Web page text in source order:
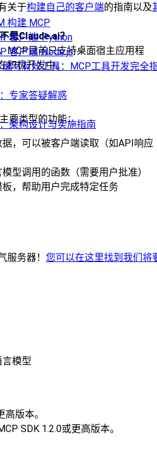
构建 MCP
客户端-Python
客户端-Node.js
写有效工具：MCP工具开发完全
专家答疑解惑
架构设计与实施指南
关于构建自己的客户端的指南以及
是Claude.ai？
MCP目前只支持桌面宿主应用程
积极开发中。
要类型的功能：
据，可以被客户端读取（如API响应
型调用的函数（需要用户批准）
板，帮助用户完成特定任务
服务器！ 您可以在这里找到我们将
模型
版本。
SDK 1.2.0或更高版本。